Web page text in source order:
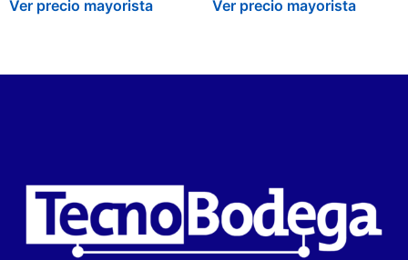
Ver precio mayorista
Ver precio mayorista